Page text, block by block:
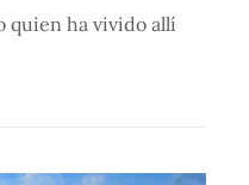
quien ha vivido allí